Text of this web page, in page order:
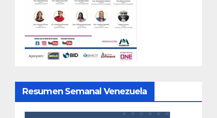
Resumen Semanal Venezuela